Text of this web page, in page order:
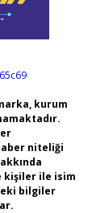
kurum
niteliği
kişiler ile isim
bilgiler